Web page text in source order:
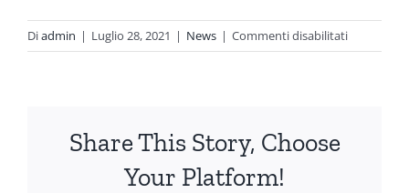
Diadmin | Luglio 28, 2021 | News | Commenti disabilitatisu
27
Share This Story, Choose
Your Platform!